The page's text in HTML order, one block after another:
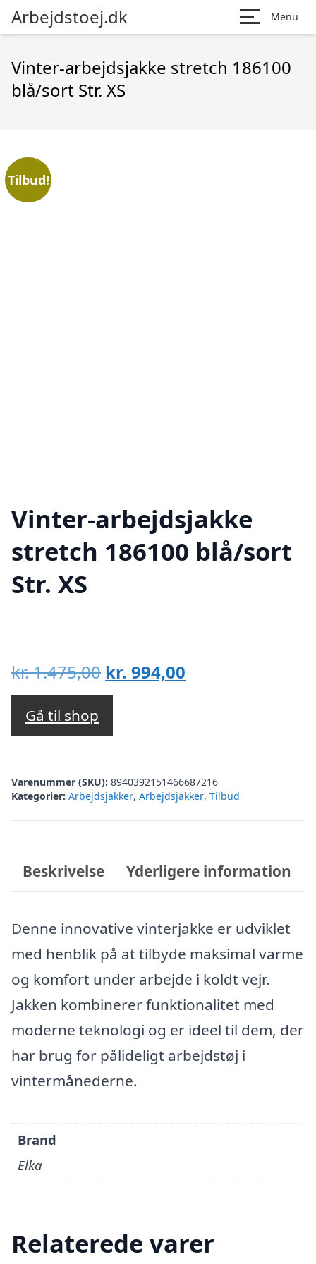
Arbejdstoej.dk Menu
Vinter-arbejdsjakke stretch 186100
blå/sort Str. XS
Tilbud!
Vinter-arbejdsjakke
stretch 186100 blå/sort
Str. XS
kr.1.475,00 Den
oprindelige
var:
kr. 1.475,00.
kr. 994,00
kr. 994,00.
Gå til shop
Varenummer (SKU): 8940392151466687216
Kategorier: Arbejdsjakker, Arbejdsjakker, Tilbud
Beskrivelse Yderligere information
Denne innovative vinterjakke er udviklet
med henblik på at tilbyde maksimal varme
og komfort under arbejde i koldt vejr.
Jakken kombinerer funktionalitet med
moderne teknologi og er ideel til dem, der
har brug for pålideligt arbejdstøj i
vintermånederne.
Brand
Elka
Relaterede varer